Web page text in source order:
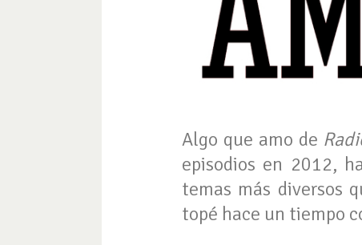
Algo que amo de
episodios en 2012,
temas más diversos
topé hace un tiempo